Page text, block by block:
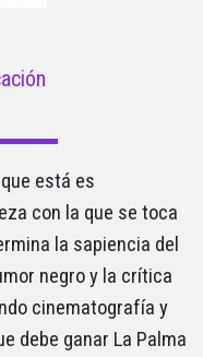
está es
con la que se toca
la sapiencia del
negro y la crítica
cinematografía y
debe ganar La Palma